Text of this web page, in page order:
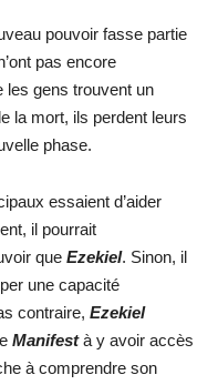
pouvoir fasse partie
pas encore
les gens trouvent un
la mort, ils perdent leurs
phase.
essaient d’aider
il pourrait
que Ezekiel. Sinon, il
une capacité
contraire, Ezekiel
Manifestà y avoir accès
à comprendre son